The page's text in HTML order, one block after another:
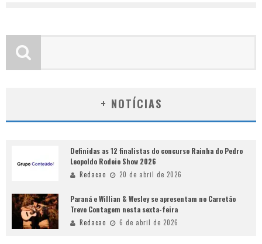
+ NOTÍCIAS
Definidas as 12 finalistas do concurso Rainha do Pedro
Leopoldo Rodeio Show 2026
Redacao 20 de abril de 2026
Paraná e Willian & Wesley se apresentam no Carretão
Trevo Contagem nesta sexta-feira
Redacao 6 de abril de 2026